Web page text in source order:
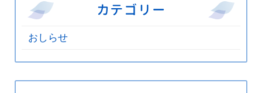
カテゴリー
おしらせ